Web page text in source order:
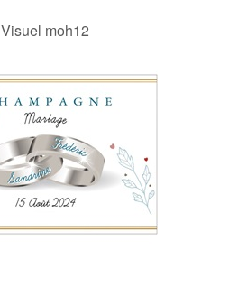
Visuel moh12